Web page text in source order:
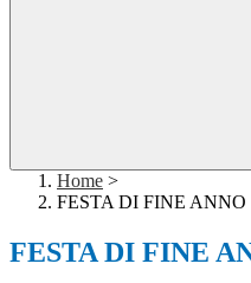
Home >
FESTA DI FINE ANNO
FESTA DI FINE